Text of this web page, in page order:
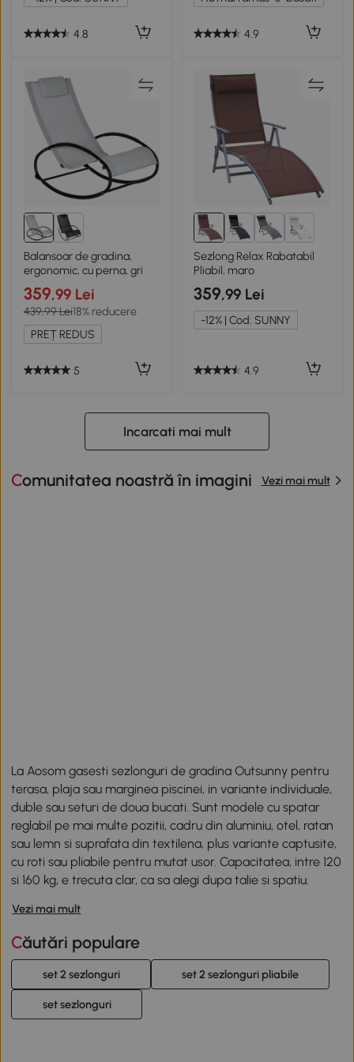
4.8 4.9
Balansoar de gradina,
ergonomic, cu perna, gri
359,99 Lei
439,99 Lei18% reducere
PREȚ REDUS
5
1+
Sezlong Relax Rabatabil
Pliabil, maro
359,99 Lei
-12% | Cod: SUNNY
4.9
Incarcati mai mult
Comunitatea noastră în imagini Vezi mai mult
La Aosom gasesti sezlonguri de gradina Outsunny pentru
terasa, plaja sau marginea piscinei, in variante individuale,
duble sau seturi de doua bucati. Sunt modele cu spatar
reglabil pe mai multe pozitii, cadru din aluminiu, otel, ratan
sau lemn si suprafata din textilena, plus variante captusite,
cu roti sau pliabile pentru mutat usor. Capacitatea, intre 120
si 160 kg, e trecuta clar, ca sa alegi dupa talie si spatiu.
Sezlonguri de gradina individuale,
duble sau in set de doua
Formatul se alege dupa spatiu si dupa cate persoane il
folosesc. Un sezlong individual este usor de mutat si incape
pe un balcon sau langa piscina, iar un sezlong dublu are
doua locuri, adesea cu tetiera si acoperis parasolar
Vezi mai mult
Căutări populare
set 2 sezlonguri set 2 sezlonguri pliabile
set sezlonguri